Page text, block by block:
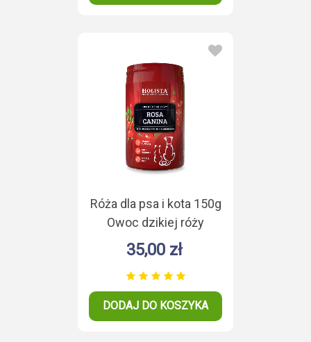
Róża dla psa i kota 150g
Owoc dzikiej róży
35,00 zł
DODAJ DO KOSZYKA